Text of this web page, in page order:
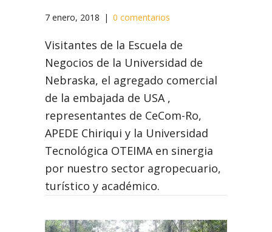
7 enero, 2018 | 0 comentarios
Visitantes de la Escuela de
Negocios de la Universidad de
Nebraska, el agregado comercial
de la embajada de USA ,
representantes de CeCom-Ro,
APEDE Chiriqui y la Universidad
Tecnológica OTEIMA en sinergia
por nuestro sector agropecuario,
turístico y académico.